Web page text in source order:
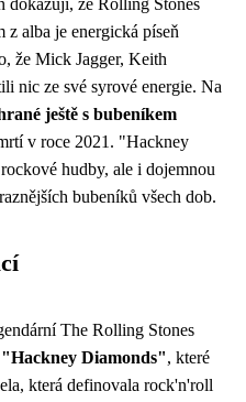
dokazují, že Rolling Stones
alba je energická píseň
že Mick Jagger, Keith
nic ze své syrové energie. Na
ještě s bubeníkem
v roce 2021. "Hackney
hudby, ale i dojemnou
bubeníků všech dob.
The Rolling Stones
"Hackney Diamonds", které
která definovala rock'n'roll